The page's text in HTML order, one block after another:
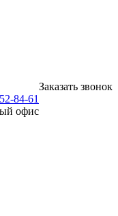
Заказать звонок
52-84-61
офис